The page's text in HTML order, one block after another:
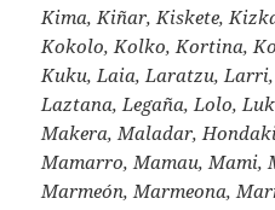
Kima, Kiñar, Kiskete,
Kokolo, Kolko, Kortina,
Kuku, Laia, Laratzu,
Laztana, Legaña, Lolo,
Makera, Maladar,
Mamarro, Mamau, Mami,
Marmeón, Marmeona,